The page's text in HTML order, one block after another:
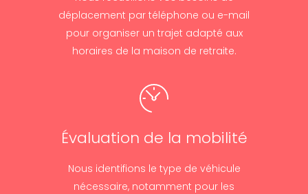
déplacement par téléphone ou e-mail
pour organiser un trajet adapté aux
horaires de la maison de retraite.
Évaluation de la mobilité
Nous identifions le type de véhicule
nécessaire, notamment pour les